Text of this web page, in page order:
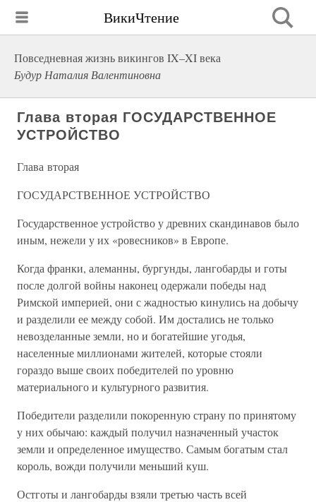
ВикиЧтение
Повседневная жизнь викингов IX–XI века
Будур Наталия Валентиновна
Глава вторая ГОСУДАРСТВЕННОЕ
УСТРОЙСТВО
Глава вторая
ГОСУДАРСТВЕННОЕ УСТРОЙСТВО
Государственное устройство у древних скандинавов было
иным, нежели у их «ровесников» в Европе.
Когда франки, алеманны, бургунды, лангобарды и готы
после долгой войны наконец одержали победы над
Римской империей, они с жадностью кинулись на добычу
и разделили ее между собой. Им достались не только
невозделанные земли, но и богатейшие угодья,
населенные миллионами жителей, которые стояли
гораздо выше своих победителей по уровню
материального и культурного развития.
Победители разделили покоренную страну по принятому
у них обычаю: каждый получил назначенный участок
земли и определенное имущество. Самым богатым стал
король, вожди получили меньший куш.
Остготы и лангобарды взяли третью часть всей